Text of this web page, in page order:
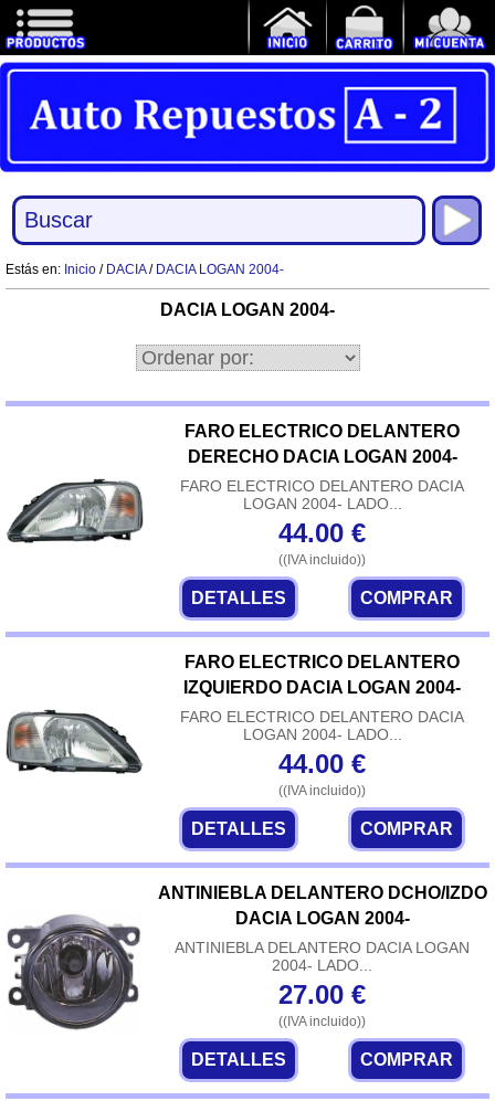
Estás en: Inicio / DACIA/ DACIA LOGAN 2004-
DACIA LOGAN 2004-
FARO ELECTRICO DELANTERO
DERECHO DACIA LOGAN 2004-
FARO ELECTRICO DELANTERO DACIA
LOGAN 2004- LADO...
44.00 €
((IVA incluido))
DETALLES COMPRAR
FARO ELECTRICO DELANTERO
IZQUIERDO DACIA LOGAN 2004-
FARO ELECTRICO DELANTERO DACIA
LOGAN 2004- LADO...
44.00 €
((IVA incluido))
DETALLES COMPRAR
ANTINIEBLA DELANTERO DCHO/IZDO
DACIA LOGAN 2004-
ANTINIEBLA DELANTERO DACIA LOGAN
2004- LADO...
27.00 €
((IVA incluido))
DETALLES COMPRAR